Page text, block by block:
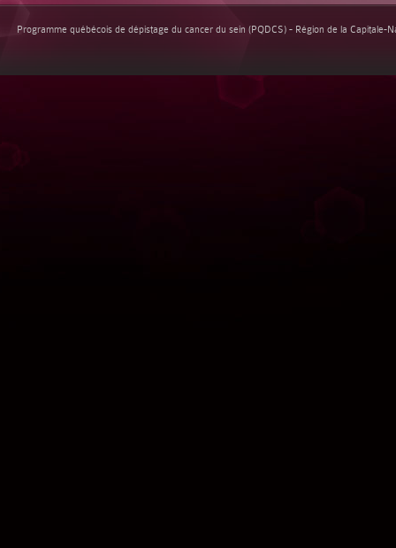
Programme québécois de dépistage du cancer du sein (PQDCS) - Région de la Capitale-